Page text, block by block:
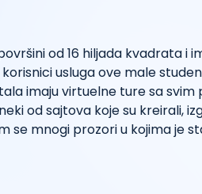
od 16 hiljada kvadrata i
usluga ove male
imaju virtuelne ture sa
od sajtova koje su kreirali,
se mnogi prozori u kojima je